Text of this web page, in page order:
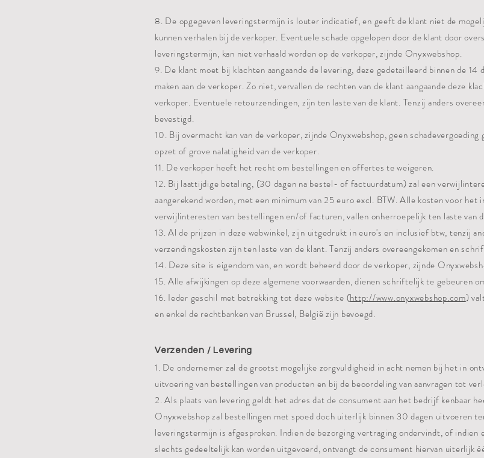
8. De opgegeven leveringstermijn is louter indicatief, en geeft de klant niet de
kunnen verhalen bij de verkoper. Eventuele schade opgelopen door de klant door
leveringstermijn, kan niet verhaald worden op de verkoper, zijnde Onyxwebshop.
9. De klant moet bij klachten aangaande de levering, deze gedetailleerd binnen de 14
maken aan de verkoper. Zo niet, vervallen de rechten van de klant aangaande deze
verkoper. Eventuele retourzendingen, zijn ten laste van de klant. Tenzij anders
bevestigd.
10. Bij overmacht kan van de verkoper, zijnde Onyxwebshop, geen
opzet of grove nalatigheid van de verkoper.
11. De verkoper heeft het recht om bestellingen en offertes te weigeren.
12. Bij laattijdige betaling, (30 dagen na bestel- of factuurdatum) zal een
aangerekend worden, met een minimum van 25 euro excl. BTW. Alle kosten voor het
verwijlinteresten van bestellingen en/of facturen, vallen onherroepelijk ten laste van
13. Al de prijzen in deze webwinkel, zijn uitgedrukt in euro's en inclusief btw, tenzij
verzendingskosten zijn ten laste van de klant. Tenzij anders overeengekomen en
14. Deze site is eigendom van, en wordt beheerd door de verkoper, zijnde
15. Alle afwijkingen op deze algemene voorwaarden, dienen schriftelijk te gebeuren
16. Ieder geschil met betrekking tot deze website (http://www.onyxwebshop.com)
en enkel de rechtbanken van Brussel, België zijn bevoegd.
Verzenden / Levering
1. De ondernemer zal de grootst mogelijke zorgvuldigheid in acht nemen bij het in
uitvoering van bestellingen van producten en bij de beoordeling van aanvragen tot
2. Als plaats van levering geldt het adres dat de consument aan het bedrijf kenbaar
Onyxwebshop zal bestellingen met spoed doch uiterlijk binnen 30 dagen uitvoeren
leveringstermijn is afgesproken. Indien de bezorging vertraging ondervindt, of indien
slechts gedeeltelijk kan worden uitgevoerd, ontvangt de consument hiervan uiterlijk